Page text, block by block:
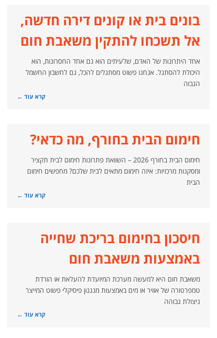
בונים בית או קונים דירה חדשה,
אל תשכחו להתקין משאבת חום
אחד היתרונות של האדם, שלעיתים הוא גם אחד החסרונות, הוא
היכולת להסתגל. אנחנו פשוט מסתגלים להכל, גם לחשבון החשמל
הגבוה
קרא עוד ←
חימום הבית בחורף, מה כדאי?
חימום הבית בחורף 2026 – השוואת פתרונות חימום לבית תקציר
ומסקנות מרכזיות: איזה חימום מתאים לבית שלכם? מחפשים חימום
הבית
קרא עוד ←
חיסכון בחימום בריכת שחייה
באמצעות משאבת חום
משאבת חום היא למעשה מערכת המיועדת להעלאת או הורדת
טמפרטורה של אוויר או מים באמצעות מנגנון פיסיקלי פשוט המייצר
ניצולת גבוהה
קרא עוד ←